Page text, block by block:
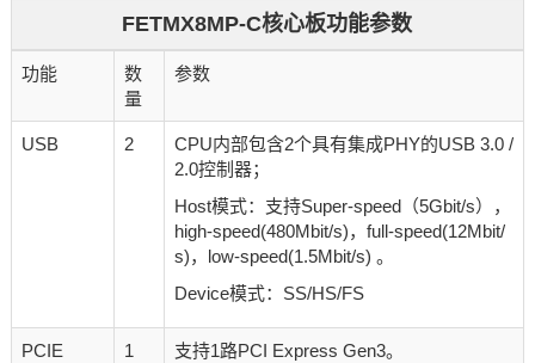
FETMX8MP-C核心板功能参数
功能
数
量
参数
USB 2
CPU内部包含2个具有集成PHY的USB 3.0 /
2.0控制器；
Host模式：支持Super-speed（5Gbit/s），
high-speed(480Mbit/s)，full-speed(12Mbit/
s)，low-speed(1.5Mbit/s) 。
Device模式：SS/HS/FS
PCIE 1 支持1路PCI Express Gen3。